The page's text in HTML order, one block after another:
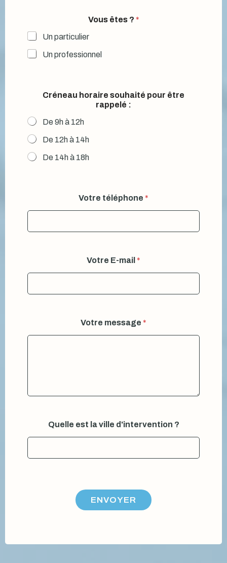
Vous êtes ? *
Un particulier
Un professionnel
Créneau horaire souhaité pour être
rappelé :
De 9h à 12h
De 12h à 14h
De 14h à 18h
Votre téléphone *
Votre E-mail *
Votre message *
t
v
t
r
Quelle est la ville d'intervention ?
ENVOYER